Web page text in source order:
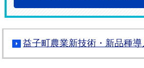
益子町農業新技術・新品種